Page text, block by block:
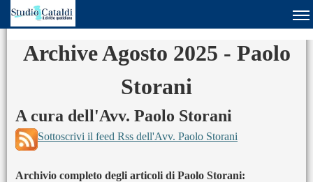
Archive Agosto 2025 - Paolo
Storani
A cura dell'Avv. Paolo Storani
Sottoscrivi il feed Rss dell'Avv. Paolo Storani
Archivio completo degli articoli di Paolo Storani: